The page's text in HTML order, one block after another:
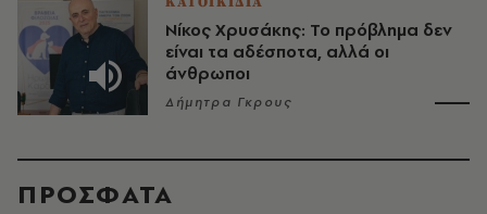
Νίκος Χρυσάκης: Το πρόβλημα δεν
είναι τα αδέσποτα, αλλά οι
άνθρωποι
Δήμητρα Γκρους
ΠΡΟΣΦΑΤΑ